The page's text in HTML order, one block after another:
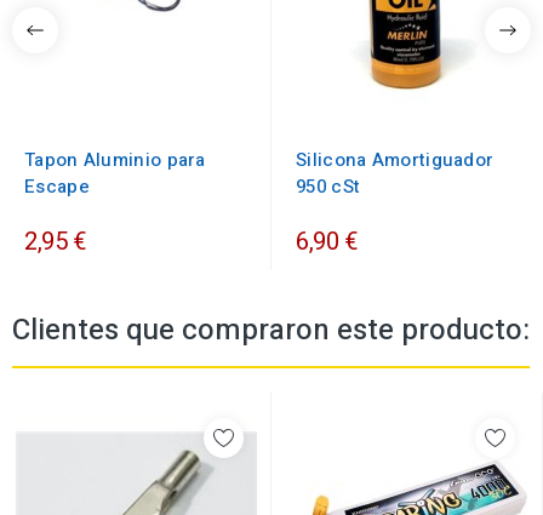
Tapon Aluminio para
Escape
2,95 €
Silicona Amortiguador
950 cSt
6,90 €
Clientes que compraron este producto: